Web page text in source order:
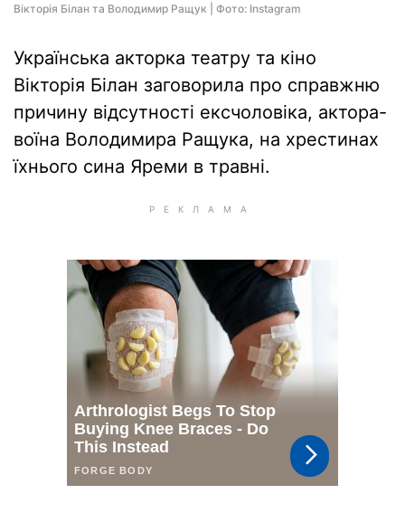
Вікторія Білан та Володимир Ращук | Фото: Instagram
Українська акторка театру та кіно
Вікторія Білан заговорила про справжню
причину відсутності ексчоловіка, актора-
воїна Володимира Ращука, на хрестинах
їхнього сина Яреми в травні.